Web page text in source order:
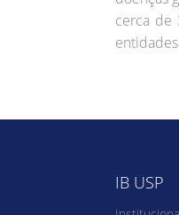
cerca de
IB USP